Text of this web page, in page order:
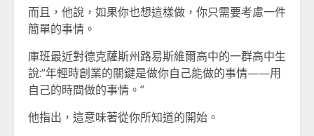
而且，他說，如果你也想這樣做，你只需要考慮一件
簡單的事情。
庫班最近對德克薩斯州路易斯維爾高中的一群高中生
說:“年輕時創業的關鍵是做你自己能做的事情——用
自己的時間做的事情。”
他指出，這意味著從你所知道的開始。